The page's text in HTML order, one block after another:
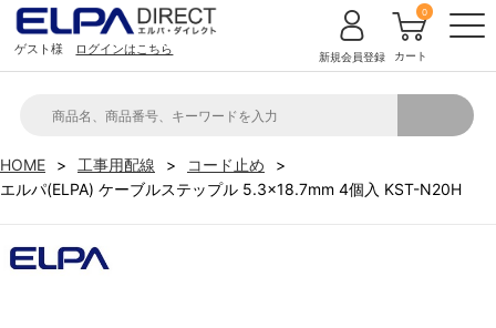
ゲスト様 ログインはこちら 新規会員登録 カート
0
HOME 工事用配線
コード止め
エルパ(ELPA) ケーブルステップル 5.3×18.7mm 4個入 KST-N20H